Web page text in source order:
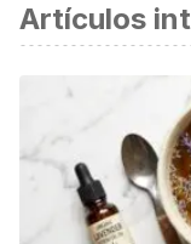
científica.
Marc Márquez
Aragón. 13 de
https://
motociclismo-
honda.html
Puigdemont, O.
Artículos